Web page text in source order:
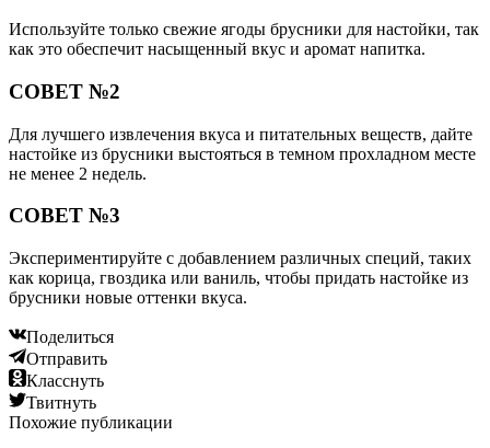
Используйте только свежие ягоды брусники для настойки, так
как это обеспечит насыщенный вкус и аромат напитка.
СОВЕТ №2
Для лучшего извлечения вкуса и питательных веществ, дайте
настойке из брусники выстояться в темном прохладном месте
не менее 2 недель.
СОВЕТ №3
Экспериментируйте с добавлением различных специй, таких
как корица, гвоздика или ваниль, чтобы придать настойке из
брусники новые оттенки вкуса.
Поделиться
Отправить
Класснуть
Твитнуть
Похожие публикации